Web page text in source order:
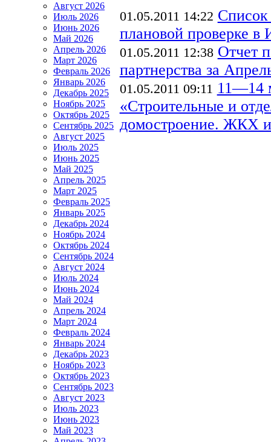
Август 2026
Июль 2026
Июнь 2026
Май 2026
Апрель 2026
Март 2026
Февраль 2026
Январь 2026
Декабрь 2025
Ноябрь 2025
Октябрь 2025
Сентябрь 2025
Август 2025
Июль 2025
Июнь 2025
Май 2025
Апрель 2025
Март 2025
Февраль 2025
Январь 2025
Декабрь 2024
Ноябрь 2024
Октябрь 2024
Сентябрь 2024
Август 2024
Июль 2024
Июнь 2024
Май 2024
Апрель 2024
Март 2024
Февраль 2024
Январь 2024
Декабрь 2023
Ноябрь 2023
Октябрь 2023
Сентябрь 2023
Август 2023
Июль 2023
Июнь 2023
Май 2023
01.05.2011 14:22
плановой проверке
01.05.2011 12:38 Отчет
партнерства за
01.05.2011 09:11 11—14
«Строительные и
домостроение. ЖКХ